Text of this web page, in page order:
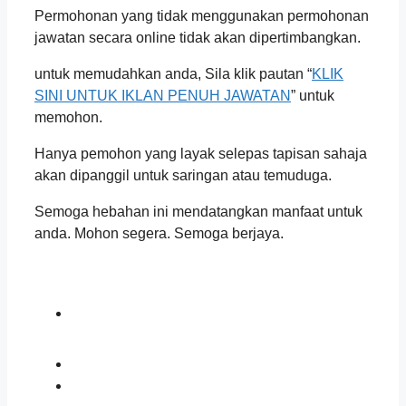
Permohonan yang tidak menggunakan permohonan
jawatan secara online tidak akan dipertimbangkan.
untuk memudahkan anda, Sila klik pautan “KLIK
SINI UNTUK IKLAN PENUH JAWATAN” untuk
memohon.
Hanya pemohon yang layak selepas tapisan sahaja
akan dipanggil untuk saringan atau temuduga.
Semoga hebahan ini mendatangkan manfaat untuk
anda. Mohon segera. Semoga berjaya.